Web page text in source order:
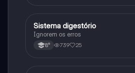
Ciência
Sistema digestório
Ignorem os erros
8° 739 25